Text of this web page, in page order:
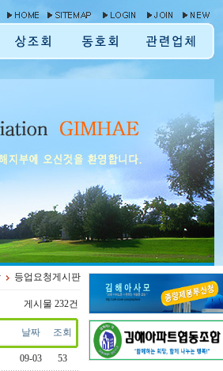
등업요청게시판
게시물 232건
날짜 조회
09-03 53